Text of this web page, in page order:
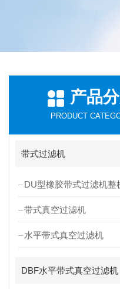
产品
PRODUCT
带式过滤机
DU型橡胶带式过滤机整
带式真空过滤机
水平带式真空过滤机
DBF水平带式真空过滤机